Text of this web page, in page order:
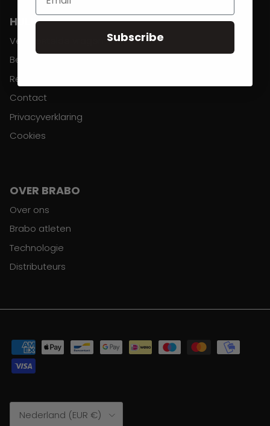
HULP
Veelgestelde vragen
Bestellingen & verzendingen
Retouren
Contact
Privacyverklaring
Cookies
OVER BRABO
Over ons
Brabo atleten
Technologie
Distributeurs
Land/Regio
Nederland (EUR €)
Subscribe